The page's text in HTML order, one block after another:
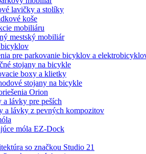
lavičky a stolíky
koše
mobiliáru
mestský mobiliár
pre parkovanie bicyklov a
stojany na bicykle
boxy a klietky
stojany na bicykle
Orion
a lávky pre peších
a lávky z pevných kompozitov
móla EZ-Dock
so značkou Studio 21